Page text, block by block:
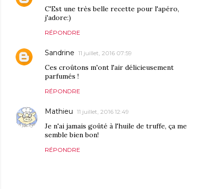
C'Est une très belle recette pour l'apéro,
j'adore:)
RÉPONDRE
Sandrine 11 juillet, 2016 07:59
Ces croûtons m'ont l'air délicieusement
parfumés !
RÉPONDRE
Mathieu 11 juillet, 2016 12:49
Je n'ai jamais goûté à l'huile de truffe, ça me
semble bien bon!
RÉPONDRE